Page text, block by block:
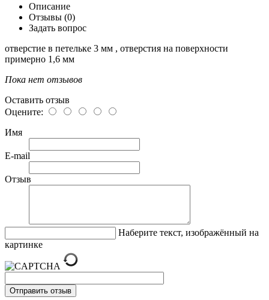
Описание
Отзывы (0)
Задать вопрос
отверстие в петельке 3 мм , отверстия на поверхности
примерно 1,6 мм
Пока нет отзывов
Оставить отзыв
Оцените:
Имя
E-mail
Отзыв
Наберите текст, изображённый на
картинке